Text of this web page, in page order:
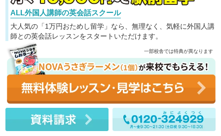
ALL外国人講師の英会話スクール
大人気の「1万円おためし留学」なら、無理なく、気軽に外国人講
師との英会話レッスンをスタートいただけます。
一部校舎では特典が異なります